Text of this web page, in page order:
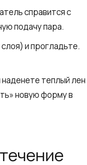
справится с
подачу пара.
и прогладьте.
теплый лен
новую форму в